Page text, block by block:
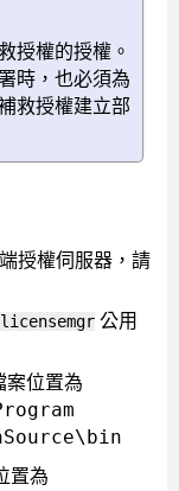
授權的授權。
時，也必須為
救授權建立部
授權伺服器，請
licensemgr 公用
位置為
置為